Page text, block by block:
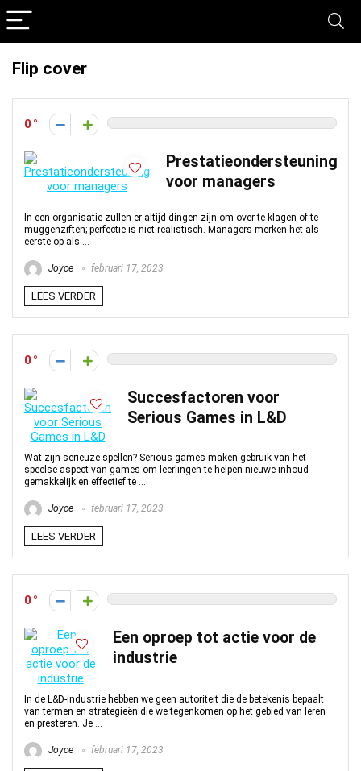
Flip cover
0
Prestatieondersteuning
voor managers
In een organisatie zullen er altijd dingen zijn om over te klagen of te
muggenziften; perfectie is niet realistisch. Managers merken het als
eerste op als ...
Joyce februari 17, 2023
LEES VERDER
0
Succesfactoren voor
Serious Games in L&D
Wat zijn serieuze spellen? Serious games maken gebruik van het
speelse aspect van games om leerlingen te helpen nieuwe inhoud
gemakkelijk en effectief te ...
Joyce februari 17, 2023
LEES VERDER
0
Een oproep tot actie voor de
industrie
In de L&D-industrie hebben we geen autoriteit die de betekenis bepaalt
van termen en strategieën die we tegenkomen op het gebied van leren
en presteren. Je ...
Joyce februari 17, 2023